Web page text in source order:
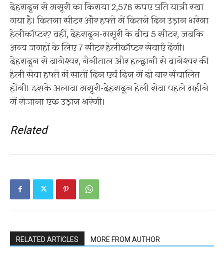
देहरादून से मसूरी का किराया 2,578 रुपए प्रति यात्री रखा
गया है। कितना सीटर और हफ्ते में कितने दिन उड़ान भरेगा
हेलीकॉप्टर? वहीं, देहरादून-मसूरी के बीच 5 सीटर, जबकि
अन्य जगहों के लिए 7 सीटर हेलीकॉप्टर सेवाएं देंगी।
देहरादून से बागेश्वर, नैनीताल और हल्द्वानी से बागेश्वर की
हेली सेवा हफ्ते में सातों दिन एवं दिन में दो बार संचालित
होंगी। इसके अलावा मसूरी-देहरादून हेली सेवा पहले महीने
में रोजाना एक उड़ान भरेगी।
Related
RELATED ARTICLES MORE FROM AUTHOR